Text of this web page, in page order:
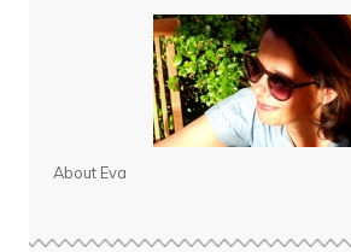
About Eva